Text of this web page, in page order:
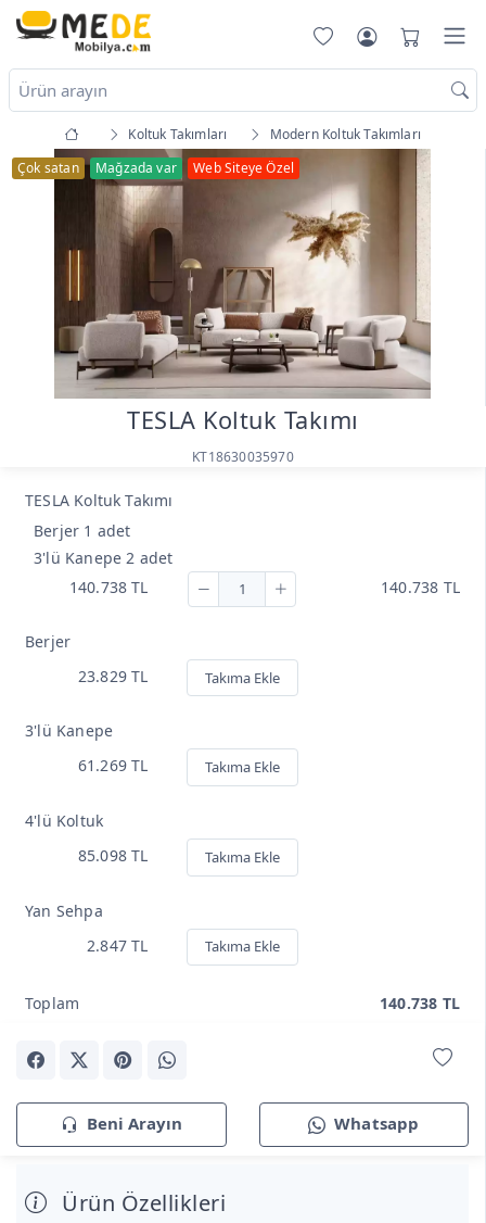
Koltuk Takımları
Modern Koltuk Takımları
Çok satan
Mağzada var Web Siteye Özel
TESLA Koltuk Takımı
KT18630035970
TESLA Koltuk Takımı
Berjer 1 adet
3'lü Kanepe 2 adet
140.738 TL
140.738 TL
Berjer
23.829 TL
Takıma Ekle
3'lü Kanepe
61.269 TL
Takıma Ekle
4'lü Koltuk
85.098 TL
Takıma Ekle
Yan Sehpa
2.847 TL
Takıma Ekle
Toplam 140.738 TL
Beni Arayın Whatsapp
Ürün Özellikleri